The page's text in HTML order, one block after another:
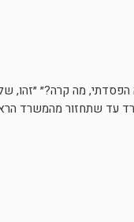
מה קרה?״ ״זהו,
עד שתחזור מהמשרד